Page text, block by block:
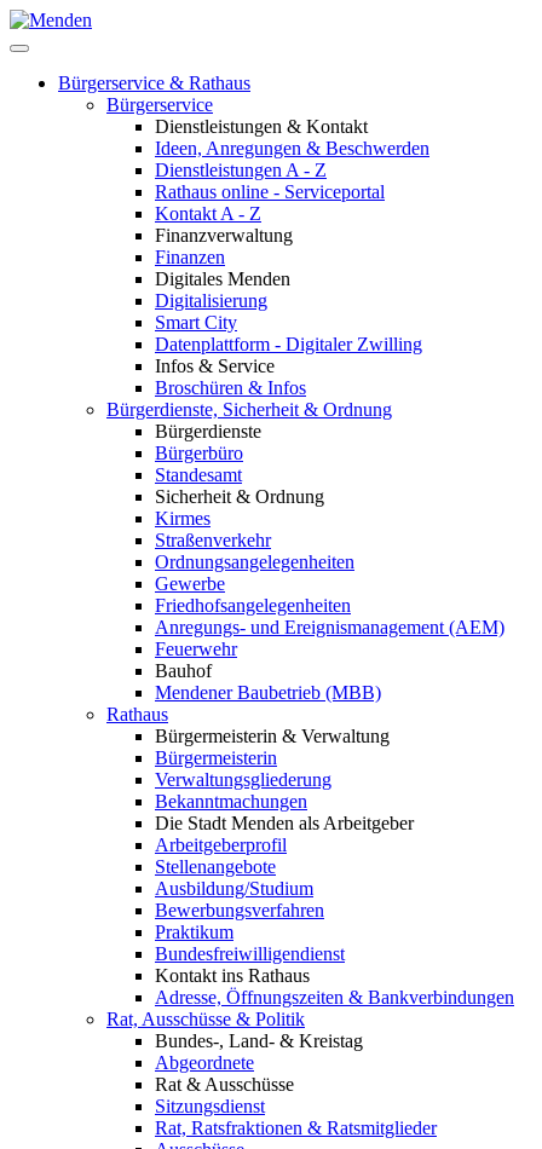
Bürgerservice & Rathaus
Bürgerservice
Dienstleistungen & Kontakt
Ideen, Anregungen & Beschwerden
Dienstleistungen A - Z
Rathaus online - Serviceportal
Kontakt A - Z
Finanzverwaltung
Finanzen
Digitales Menden
Digitalisierung
Smart City
Datenplattform - Digitaler Zwilling
Infos & Service
Broschüren & Infos
Bürgerdienste, Sicherheit & Ordnung
Bürgerdienste
Bürgerbüro
Standesamt
Sicherheit & Ordnung
Kirmes
Straßenverkehr
Ordnungsangelegenheiten
Gewerbe
Friedhofsangelegenheiten
Anregungs- und Ereignismanagement (AEM)
Feuerwehr
Bauhof
Mendener Baubetrieb (MBB)
Rathaus
Bürgermeisterin & Verwaltung
Bürgermeisterin
Verwaltungsgliederung
Bekanntmachungen
Die Stadt Menden als Arbeitgeber
Arbeitgeberprofil
Stellenangebote
Ausbildung/Studium
Bewerbungsverfahren
Praktikum
Bundesfreiwilligendienst
Kontakt ins Rathaus
Adresse, Öffnungszeiten & Bankverbindungen
Rat, Ausschüsse & Politik
Bundes-, Land- & Kreistag
Abgeordnete
Rat & Ausschüsse
Sitzungsdienst
Rat, Ratsfraktionen & Ratsmitglieder